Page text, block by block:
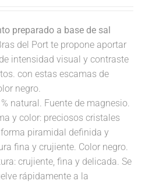
preparado a base de sal
del Port te propone aportar
intensidad visual y contraste
con estas escamas de
negro.
natural. Fuente de magnesio.
y color: preciosos cristales
piramidal definida y
fina y crujiente. Color negro.
crujiente, fina y delicada. Se
rápidamente a la